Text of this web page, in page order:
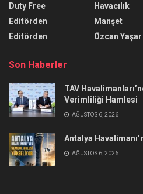
Duty Free
Editörden
Editörden
Havacılık
Manşet
Özcan Yaşar
Son Haberler
TAV
Verimliliği Hamlesi
AĞUSTOS 6, 2026
Antalya
AĞUSTOS 6, 2026